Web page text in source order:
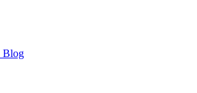
Blog